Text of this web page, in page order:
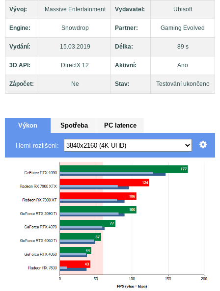
Vývoj: Massive Entertainment Vydavatel: Ubisoft
Engine: Snowdrop Partner: Gaming Evolved
Vydání: 15.03.2019 Délka: 89 s
3D API: DirectX 12 Aktivní: Ano
Zápočet: Ne Stav: Testování ukončeno
Výkon Spotřeba PC latence
Herní rozlišení: